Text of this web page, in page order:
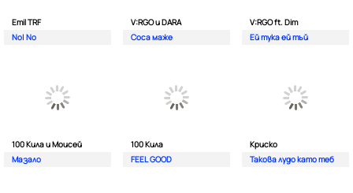
Emil TRF
No| No
V:RGO и DARA
Соса маже
V:RGO ft. Dim
Ей тука ей тъй
100 Кила и Моисей
Мазало
100 Кила
FEEL GOOD
Криско
Такова лудо като теб